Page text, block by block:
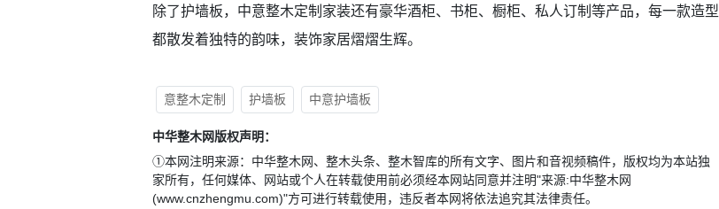
除了护墙板，中意整木定制家装还有豪华酒柜、书柜、橱柜、私人订制等产品，每一款造型
都散发着独特的韵味，装饰家居熠熠生辉。
意整木定制 护墙板 中意护墙板
中华整木网版权声明：
①本网注明来源：中华整木网、整木头条、整木智库的所有文字、图片和音视频稿件，版权均为本站独
家所有，任何媒体、网站或个人在转载使用前必须经本网站同意并注明"来源:中华整木网
(www.cnzhengmu.com)"方可进行转载使用，违反者本网将依法追究其法律责任。